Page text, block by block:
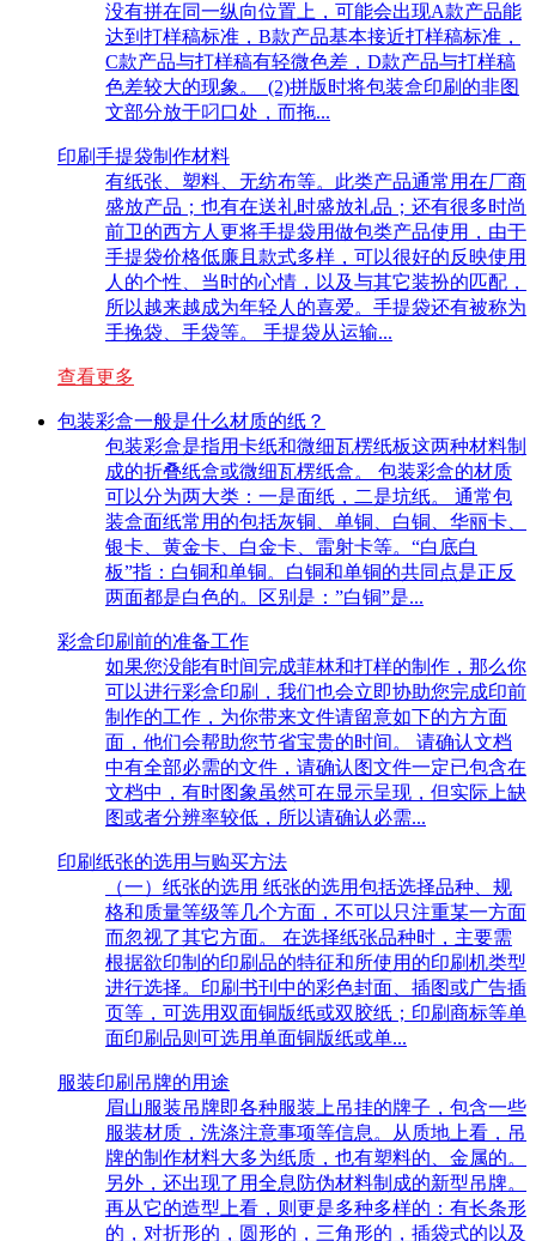
没有拼在同一纵向位置上，可能会出现A款产品能
达到打样稿标准，B款产品基本接近打样稿标准，
C款产品与打样稿有轻微色差，D款产品与打样稿
色差较大的现象。 (2)拼版时将包装盒印刷的非图
文部分放于叼口处，而拖...
印刷手提袋制作材料
有纸张、塑料、无纺布等。此类产品通常用在厂商
盛放产品；也有在送礼时盛放礼品；还有很多时尚
前卫的西方人更将手提袋用做包类产品使用，由于
手提袋价格低廉且款式多样，可以很好的反映使用
人的个性、当时的心情，以及与其它装扮的匹配，
所以越来越成为年轻人的喜爱。手提袋还有被称为
手挽袋、手袋等。 手提袋从运输...
查看更多
包装彩盒一般是什么材质的纸？
包装彩盒是指用卡纸和微细瓦楞纸板这两种材料制
成的折叠纸盒或微细瓦楞纸盒。 包装彩盒的材质
可以分为两大类：一是面纸，二是坑纸。 通常包
装盒面纸常用的包括灰铜、单铜、白铜、华丽卡、
银卡、黄金卡、白金卡、雷射卡等。“白底白
板”指：白铜和单铜。白铜和单铜的共同点是正反
两面都是白色的。区别是：”白铜”是...
彩盒印刷前的准备工作
如果您没能有时间完成菲林和打样的制作，那么你
可以进行彩盒印刷，我们也会立即协助您完成印前
制作的工作，为你带来文件请留意如下的方方面
面，他们会帮助您节省宝贵的时间。 请确认文档
中有全部必需的文件，请确认图文件一定已包含在
文档中，有时图象虽然可在显示呈现，但实际上缺
图或者分辨率较低，所以请确认必需...
印刷纸张的选用与购买方法
（一）纸张的选用 纸张的选用包括选择品种、规
格和质量等级等几个方面，不可以只注重某一方面
而忽视了其它方面。 在选择纸张品种时，主要需
根据欲印制的印刷品的特征和所使用的印刷机类型
进行选择。印刷书刊中的彩色封面、插图或广告插
页等，可选用双面铜版纸或双胶纸；印刷商标等单
面印刷品则可选用单面铜版纸或单...
服装印刷吊牌的用途
眉山服装吊牌即各种服装上吊挂的牌子，包含一些
服装材质，洗涤注意事项等信息。从质地上看，吊
牌的制作材料大多为纸质，也有塑料的、金属的。
另外，还出现了用全息防伪材料制成的新型吊牌。
再从它的造型上看，则更是多种多样的：有长条形
的，对折形的，圆形的，三角形的，插袋式的以及